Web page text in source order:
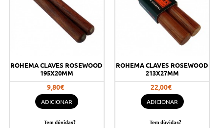
ROHEMA CLAVES ROSEWOOD
195X20MM
9,80€
ADICIONAR
Tem dúvidas?
ROHEMA CLAVES ROSEWOOD
213X27MM
22,00€
ADICIONAR
Tem dúvidas?